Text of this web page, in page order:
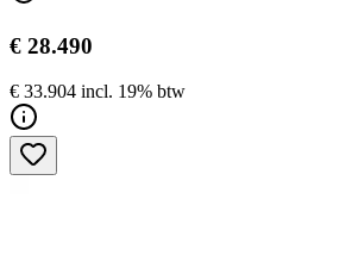
€ 28.490
€ 33.904 incl. 19% btw